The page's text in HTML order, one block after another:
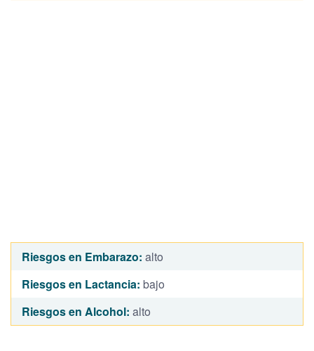
Riesgos en Embarazo: alto
Riesgos en Lactancia: bajo
Riesgos en Alcohol: alto